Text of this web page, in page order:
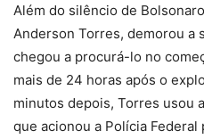
Além do silêncio de
Anderson Torres, demorou a
chegou a procurá-lo no
mais de 24 horas após o
minutos depois, Torres usou
que acionou a Polícia Federal